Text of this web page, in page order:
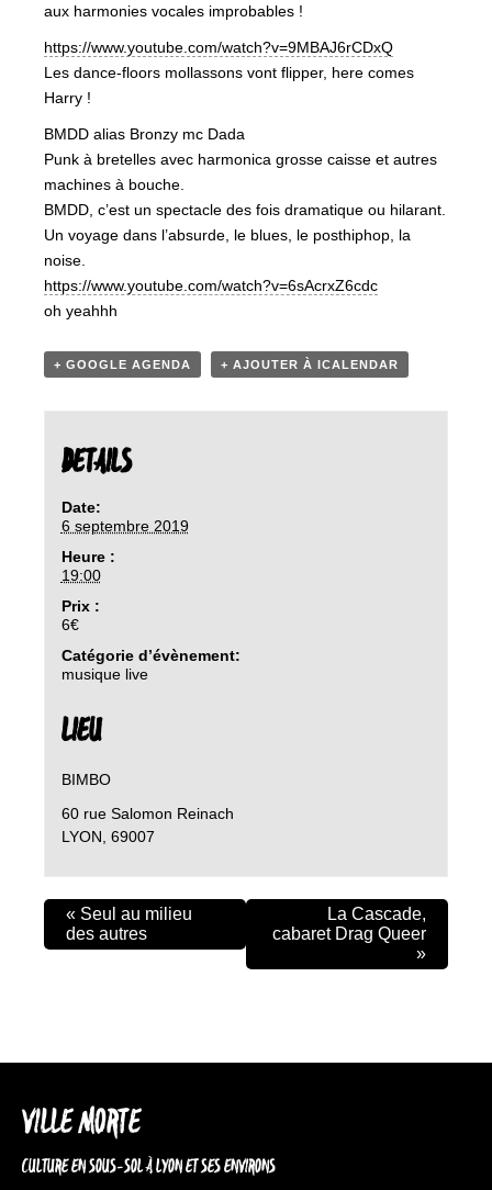
aux harmonies vocales improbables !
https://www.youtube.com/watch?v=9MBAJ6rCDxQ
Les dance-floors mollassons vont flipper, here comes
Harry !
BMDD alias Bronzy mc Dada
Punk à bretelles avec harmonica grosse caisse et autres
machines à bouche.
BMDD, c’est un spectacle des fois dramatique ou hilarant.
Un voyage dans l’absurde, le blues, le posthiphop, la
noise.
https://www.youtube.com/watch?v=6sAcrxZ6cdc
oh yeahhh
+ GOOGLE AGENDA + AJOUTER À ICALENDAR
DETAILS
Date:
6 septembre 2019
Heure :
19:00
Prix :
6€
Catégorie d’évènement:
musique live
LIEU
BIMBO
60 rue Salomon Reinach
LYON 69007
« Seul au milieu
des autres
La Cascade,
cabaret Drag Queer
»
VILLE MORTE
CULTURE EN SOUS-SOL À LYON ET SES ENVIRONS